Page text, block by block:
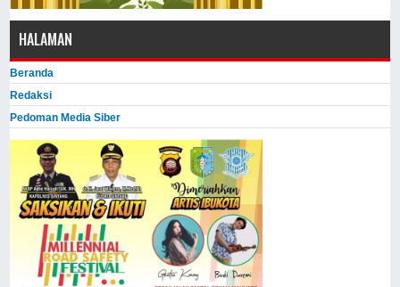
HALAMAN
Beranda
Redaksi
Pedoman Media Siber